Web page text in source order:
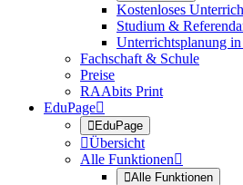
Kostenloses
Studium &
Unterrichtsplanung
Fachschaft & Schule
Preise
RAAbits Print
EduPage
EduPage
Übersicht
Alle Funktionen
Alle Funktionen